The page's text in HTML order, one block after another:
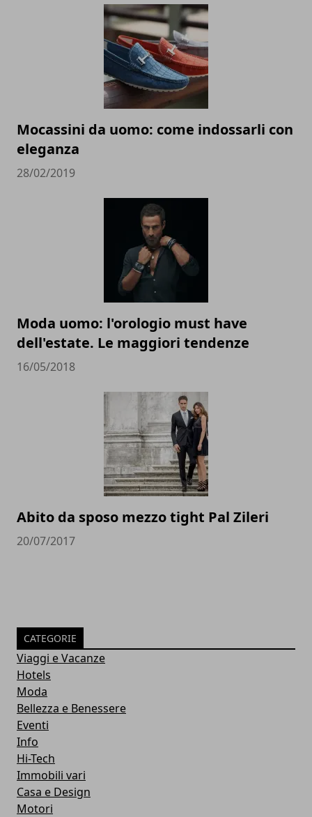
Mocassini da uomo: come indossarli con
eleganza
28/02/2019
Moda uomo: l'orologio must have
dell'estate. Le maggiori tendenze
16/05/2018
Abito da sposo mezzo tight Pal Zileri
20/07/2017
CATEGORIE
Viaggi e Vacanze
Hotels
Moda
Bellezza e Benessere
Eventi
Info
Hi-Tech
Immobili vari
Casa e Design
Motori